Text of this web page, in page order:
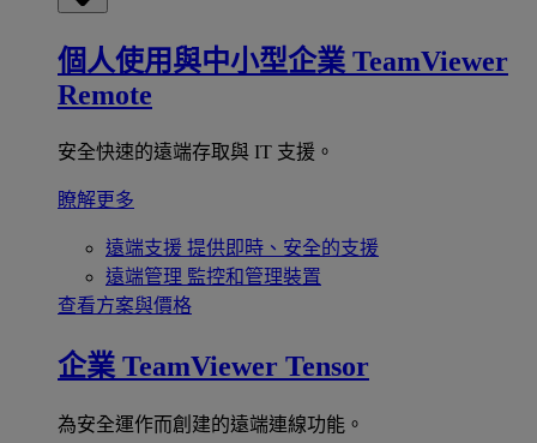
個人使用與中小型企業 TeamViewer
Remote
安全快速的遠端存取與 IT 支援。
瞭解更多
遠端支援 提供即時、安全的支援
遠端管理 監控和管理裝置
查看方案與價格
企業 TeamViewer Tensor
為安全運作而創建的遠端連線功能。